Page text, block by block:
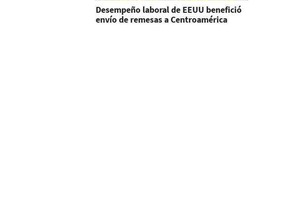
Desempeño laboral de EEUU benefició
envío de remesas a Centroamérica